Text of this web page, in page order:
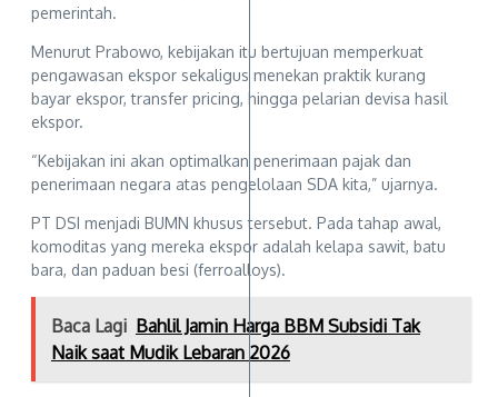
pemerintah.
Menurut Prabowo, kebijakan itu bertujuan memperkuat
pengawasan ekspor sekaligus menekan praktik kurang
bayar ekspor, transfer pricing, hingga pelarian devisa hasil
ekspor.
“Kebijakan ini akan optimalkan penerimaan pajak dan
penerimaan negara atas pengelolaan SDA kita,” ujarnya.
PT DSI menjadi BUMN khusus tersebut. Pada tahap awal,
komoditas yang mereka ekspor adalah kelapa sawit, batu
bara, dan paduan besi (ferroalloys).
Baca Lagi Bahlil Jamin Harga BBM Subsidi Tak
Naik saat Mudik Lebaran 2026